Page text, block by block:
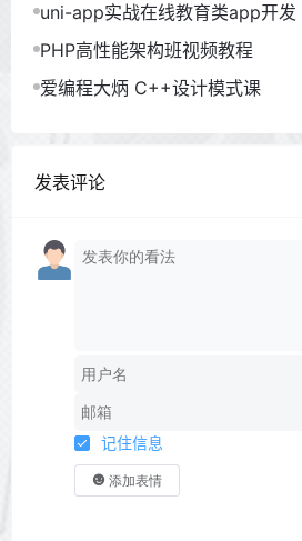
uni-app实战在线教育类app开发
PHP高性能架构班视频教程
爱编程大炳 C++设计模式课
发表评论
记住信息
添加表情